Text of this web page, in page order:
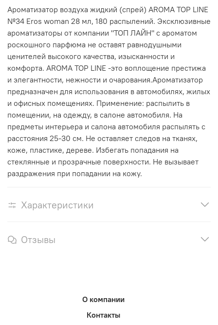
Ароматизатор воздуха жидкий (спрей) AROMA TOP LINE
№34 Eros woman 28 мл, 180 распылений. Эксклюзивные
ароматизаторы от компании "ТОП ЛАЙН" с ароматом
роскошного парфюма не оставят равнодушными
ценителей высокого качества, изысканности и
комфорта. AROMA TOP LINE -это воплощение престижа
и элегантности, нежности и очарования.Ароматизатор
предназначен для использования в автомобилях, жилых
и офисных помещениях. Применение: распылить в
помещении, на одежду, в салоне автомобиля. На
предметы интерьера и салона автомобиля распылять с
расстояния 25-30 см. Не оставляет следов на тканях,
коже, пластике, дереве. Избегать попадания на
стеклянные и прозрачные поверхности. Не вызывает
раздражения при попадании на кожу.
Характеристики
Отзывы
О компании
Контакты